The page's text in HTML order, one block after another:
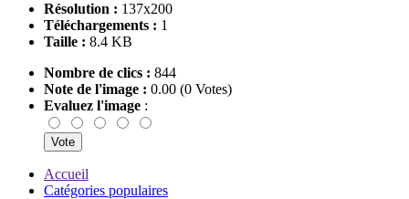
Résolution : 137x200
Téléchargements : 1
Taille : 8.4 KB
Nombre de clics : 844
Note de l'image : 0.00 (0 Votes)
Evaluez l'image :
Accueil
Catégories populaires